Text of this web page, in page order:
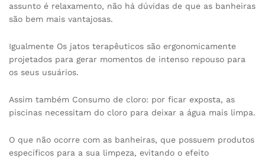
assunto é relaxamento, não há dúvidas de que as banheiras
são bem mais vantajosas.
Igualmente Os jatos terapêuticos são ergonomicamente
projetados para gerar momentos de intenso repouso para
os seus usuários.
Assim também Consumo de cloro: por ficar exposta, as
piscinas necessitam do cloro para deixar a água mais limpa.
O que não ocorre com as banheiras, que possuem produtos
específicos para a sua limpeza, evitando o efeito